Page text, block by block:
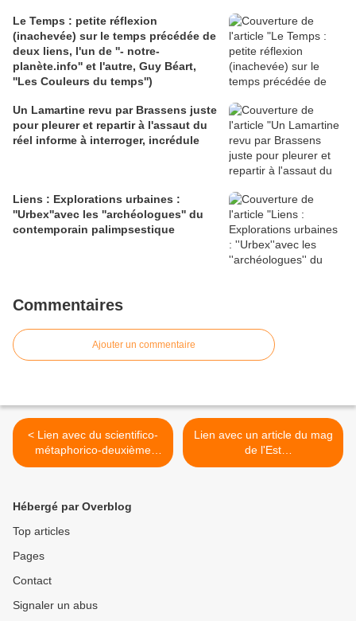
d'Amable Tastu, poète, amie de
Sainte-Beuve
Le Temps : petite réflexion
(inachevée) sur le temps précédée de
deux liens, l'un de ''- notre-
planète.info'' et l'autre, Guy Béart,
''Les Couleurs du temps'')
Un Lamartine revu par Brassens juste
pour pleurer et repartir à l'assaut du
réel informe à interroger, incrédule
Liens : Explorations urbaines :
''Urbex''avec les ''archéologues'' du
contemporain palimpsestique
Commentaires
Ajouter un commentaire
< Lien avec du scientifico-
métaphorico-deuxième
degré, dans le t[itr]e.
Lien avec un article du mag
de l'Est
Républicain(11/10/2015)
Hébergé par Overblog
Top articles
Pages
Contact
Signaler un abus